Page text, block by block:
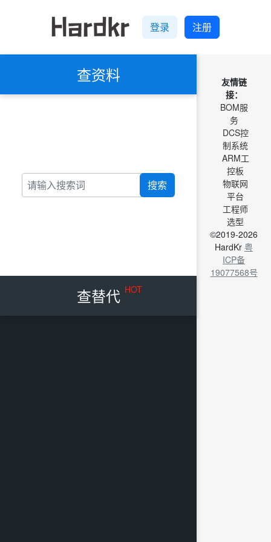
登录 注册
查资料
搜索
查替代 HOT
友情链
接：
BOM服
务
DCS控
制系统
ARM工
控板
物联网
平台
工程师
选型
©2019-2026
HardKr 粤
ICP备
19077568号